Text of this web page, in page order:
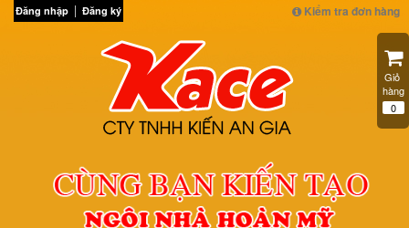
Đăng nhập Đăng ký Kiểm tra đơn hàng
Giỏ
hàng
0